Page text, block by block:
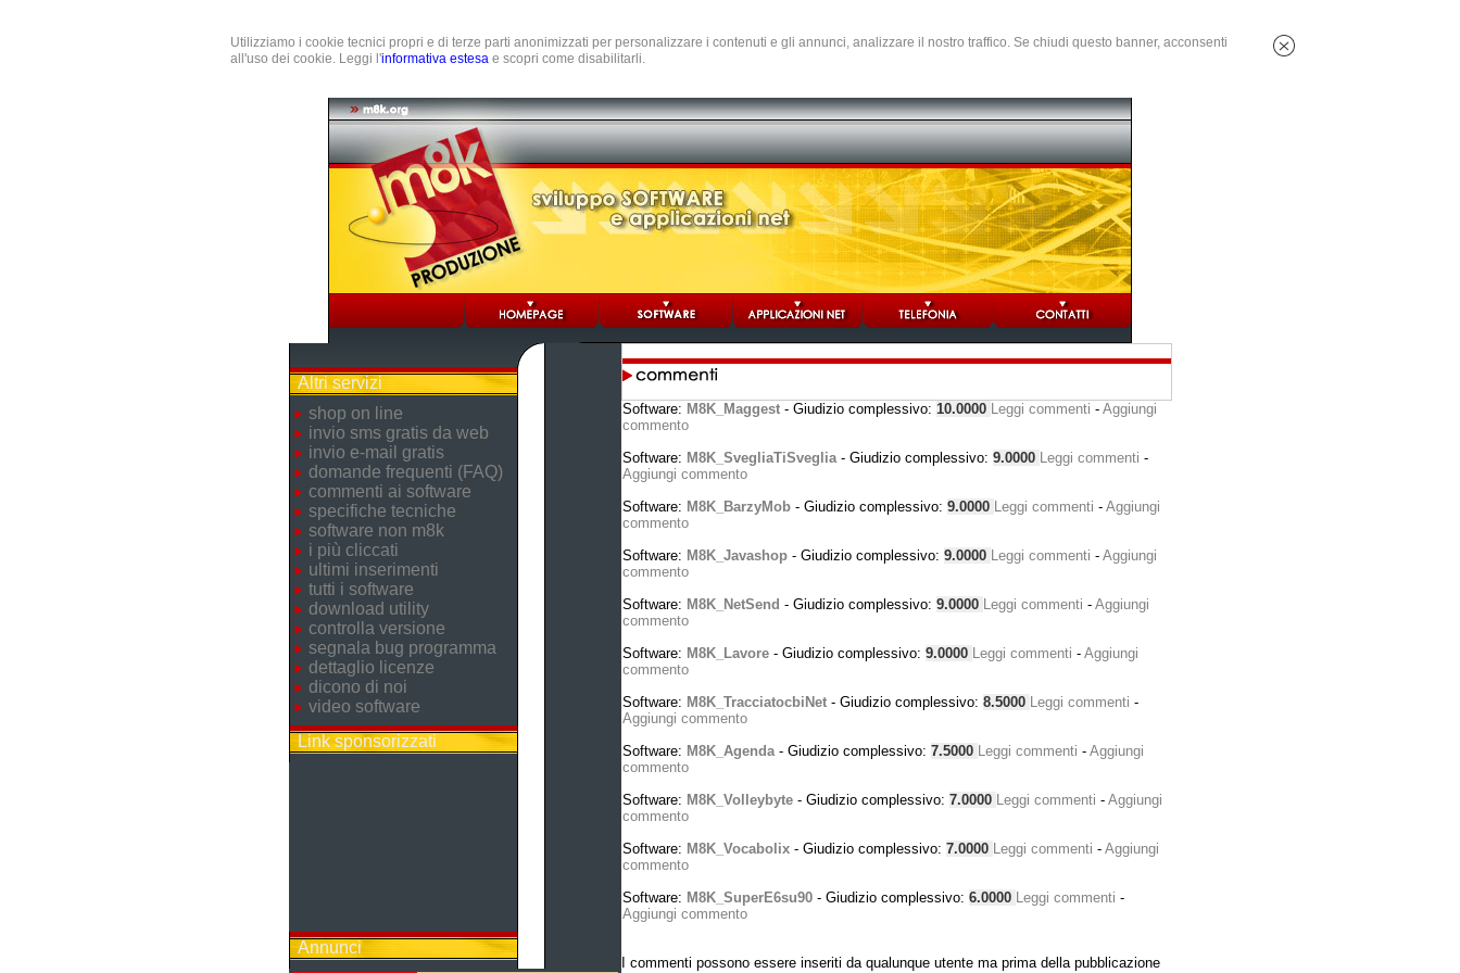
Utilizziamo i cookie tecnici propri e di terze parti anonimizzati per personalizzare i contenuti e gli annunci, analizzare il nostro traffico. Se chiudi questo banner, acconsenti
all'uso dei cookie. Leggi l'informativa estesa e scopri come disabilitarli.
Altri servizi
shop on line
invio sms gratis da web
invio e-mail gratis
domande frequenti (FAQ)
commenti ai software
specifiche tecniche
software non m8k
i più cliccati
ultimi inserimenti
tutti i software
download utility
controlla versione
segnala bug programma
dettaglio licenze
dicono di noi
video software
Link sponsorizzati
Annunci
Software: M8K_Maggest- Giudizio complessivo: 10.0000 Leggi commenti - Aggiungi
commento
Software: M8K_SvegliaTiSveglia- Giudizio complessivo: 9.0000 Leggi commenti -
Aggiungi commento
Software: M8K_BarzyMob- Giudizio complessivo: 9.0000 Leggi commenti - Aggiungi
commento
Software: M8K_Javashop- Giudizio complessivo: 9.0000 Leggi commenti - Aggiungi
commento
Software: M8K_NetSend - Giudizio complessivo: 9.0000 Leggi commenti - Aggiungi
commento
Software: M8K_Lavore- Giudizio complessivo: 9.0000 Leggi commenti - Aggiungi
commento
Software: M8K_TracciatocbiNet- Giudizio complessivo: 8.5000 Leggi commenti -
Aggiungi commento
Software: M8K_Agenda- Giudizio complessivo: 7.5000 Leggi commenti - Aggiungi
commento
Software: M8K_Volleybyte- Giudizio complessivo: 7.0000 Leggi commenti - Aggiungi
commento
Software: M8K_Vocabolix- Giudizio complessivo: 7.0000 Leggi commenti - Aggiungi
commento
Software: M8K_SuperE6su90- Giudizio complessivo: 6.0000 Leggi commenti -
Aggiungi commento
I commenti possono essere inseriti da qualunque utente ma prima della pubblicazione